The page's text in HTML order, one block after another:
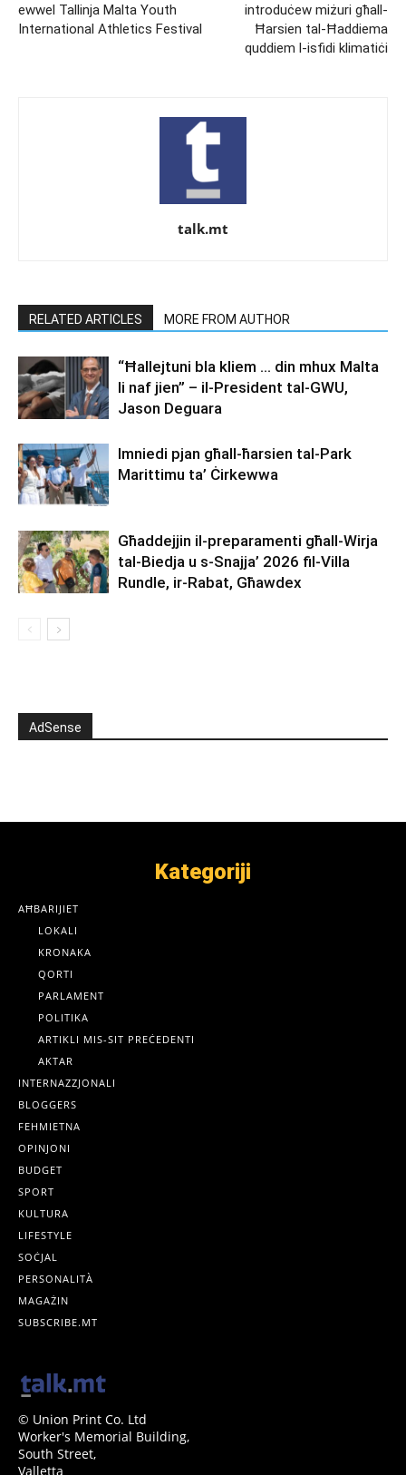
ewwel Tallinja Malta Youth
International Athletics Festival
introduċew miżuri għall-
Ħarsien tal-Ħaddiema
quddiem l-isfidi klimatiċi
talk.mt
RELATED ARTICLES MORE FROM AUTHOR
“Ħallejtuni bla kliem … din mhux Malta
li naf jien” – il-President tal-GWU,
Jason Deguara
Imniedi pjan għall-ħarsien tal-Park
Marittimu ta’ Ċirkewwa
Għaddejjin il-preparamenti għall-Wirja
tal-Biedja u s-Snajja’ 2026 fil-Villa
Rundle, ir-Rabat, Għawdex
AdSense
Kategoriji
AĦBARIJIET
LOKALI
KRONAKA
QORTI
PARLAMENT
POLITIKA
ARTIKLI MIS-SIT PREĊEDENTI
AKTAR
INTERNAZZJONALI
BLOGGERS
FEHMIETNA
OPINJONI
BUDGET
SPORT
KULTURA
LIFESTYLE
SOĊJAL
PERSONALITÀ
MAGAŻIN
SUBSCRIBE.MT
© Union Print Co. Ltd
Worker's Memorial Building,
South Street,
Valletta